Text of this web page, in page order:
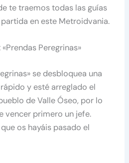
te traemos todas las guías
en este Metroidvania.
Peregrinas»
se desbloquea una
y esté arreglado el
de Valle Óseo, por lo
vencer primero un jefe.
os hayáis pasado el